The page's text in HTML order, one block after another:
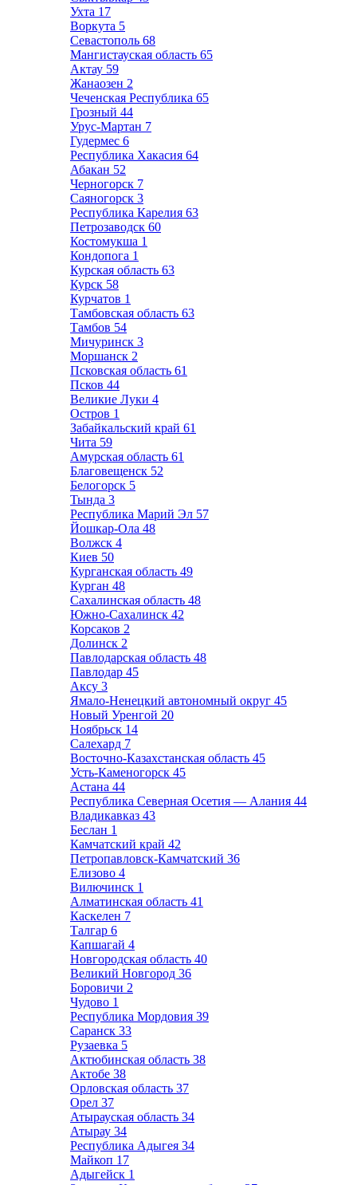
Ухта 17
Воркута 5
Севастополь 68
Мангистауская область 65
Актау 59
Жанаозен 2
Чеченская Республика 65
Грозный 44
Урус-Мартан 7
Гудермес 6
Республика Хакасия 64
Абакан 52
Черногорск 7
Саяногорск 3
Республика Карелия 63
Петрозаводск 60
Костомукша 1
Кондопога 1
Курская область 63
Курск 58
Курчатов 1
Тамбовская область 63
Тамбов 54
Мичуринск 3
Моршанск 2
Псковская область 61
Псков 44
Великие Луки 4
Остров 1
Забайкальский край 61
Чита 59
Амурская область 61
Благовещенск 52
Белогорск 5
Тында 3
Республика Марий Эл 57
Йошкар-Ола 48
Волжск 4
Киев 50
Курганская область 49
Курган 48
Сахалинская область 48
Южно-Сахалинск 42
Корсаков 2
Долинск 2
Павлодарская область 48
Павлодар 45
Аксу 3
Ямало-Ненецкий автономный округ 45
Новый Уренгой 20
Ноябрьск 14
Салехард 7
Восточно-Казахстанская область 45
Усть-Каменогорск 45
Астана 44
Республика Северная Осетия — Алания 44
Владикавказ 43
Беслан 1
Камчатский край 42
Петропавловск-Камчатский 36
Елизово 4
Вилючинск 1
Алматинская область 41
Каскелен 7
Талгар 6
Капшагай 4
Новгородская область 40
Великий Новгород 36
Боровичи 2
Чудово 1
Республика Мордовия 39
Саранск 33
Рузаевка 5
Актюбинская область 38
Актобе 38
Орловская область 37
Орел 37
Атырауская область 34
Атырау 34
Республика Адыгея 34
Майкоп 17
Адыгейск 1